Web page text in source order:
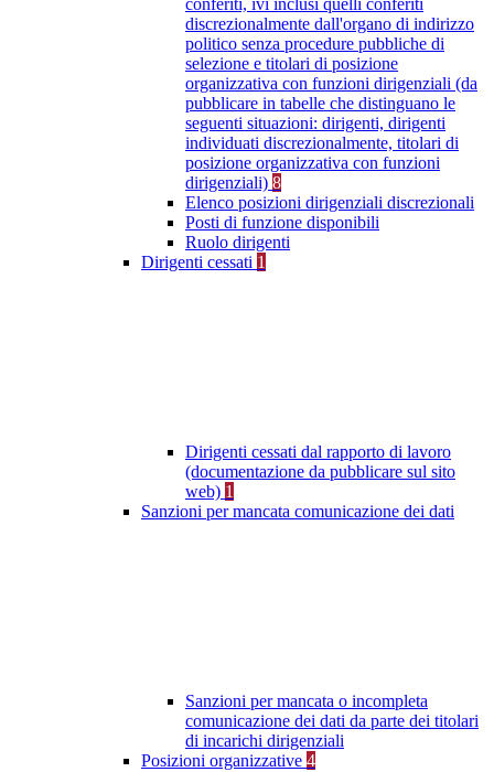
conferiti, ivi inclusi quelli conferiti
discrezionalmente dall'organo di indirizzo
politico senza procedure pubbliche di
selezione e titolari di posizione
organizzativa con funzioni dirigenziali (da
pubblicare in tabelle che distinguano le
seguenti situazioni: dirigenti, dirigenti
individuati discrezionalmente, titolari di
posizione organizzativa con funzioni
dirigenziali) 8
Elenco posizioni dirigenziali discrezionali
Posti di funzione disponibili
Ruolo dirigenti
Dirigenti cessati 1
Dirigenti cessati dal rapporto di lavoro
(documentazione da pubblicare sul sito
web) 1
Sanzioni per mancata comunicazione dei dati
Sanzioni per mancata o incompleta
comunicazione dei dati da parte dei titolari
di incarichi dirigenziali
Posizioni organizzative 4